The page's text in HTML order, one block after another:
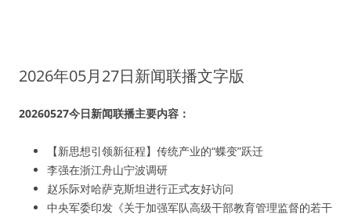
2026年05月27日新闻联播文字版
20260527今日新闻联播主要内容：
【新思想引领新征程】传统产业的“蝶变”跃迁
李强在浙江舟山宁波调研
赵乐际对哈萨克斯坦进行正式友好访问
中央军委印发《关于加强军队高级干部教育管理监督的若干